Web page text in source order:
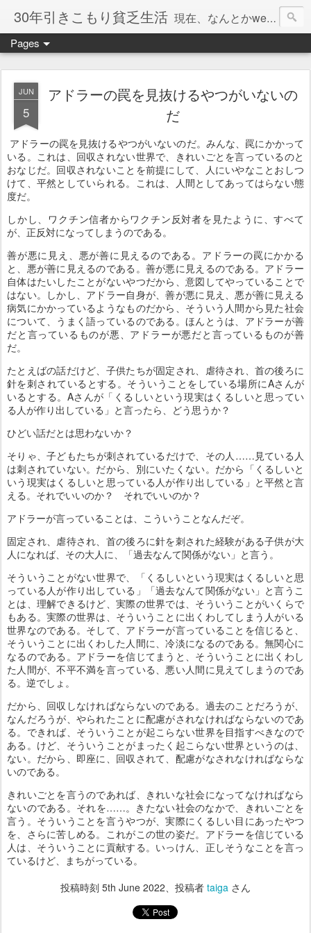
30年引きこもり貧乏生活 現在、なんとかweb系の仕事で食べています。このブログで扱う問題は「この世とはなにか」「人生とはなにか」「人間とはなにか」「強迫神経症の原因と解決法」「うつ病の原因と寄り添う方法」「家族の問題」などについてです。
Pages
JUN
5
アドラーの罠を見抜けるやつがいないの
だ
アドラーの罠を見抜けるやつがいないのだ。みんな、罠にかかって
いる。これは、回収されない世界で、きれいごとを言っているのと
おなじだ。回収されないことを前提にして、人にいやなことおしつ
けて、平然としていられる。これは、人間としてあってはらない態
度だ。
しかし、ワクチン信者からワクチン反対者を見たように、すべて
が、正反対になってしまうのである。
善が悪に見え、悪が善に見えるのである。アドラーの罠にかかる
と、悪が善に見えるのである。善が悪に見えるのである。アドラー
自体はたいしたことがないやつだから、意図してやっていることで
はない。しかし、アドラー自身が、善が悪に見え、悪が善に見える
病気にかかっているようなものだから、そういう人間から見た社会
について、うまく語っているのである。ほんとうは、アドラーが善
だと言っているものが悪、アドラーが悪だと言っているものが善
だ。
たとえばの話だけど、子供たちが固定され、虐待され、首の後ろに
針を刺されているとする。そういうことをしている場所にAさんが
いるとする。Aさんが「くるしいという現実はくるしいと思ってい
る人が作り出している」と言ったら、どう思うか？
ひどい話だとは思わないか？
そりゃ、子どもたちが刺されているだけで、その人……見ている人
は刺されていない。だから、別にいたくない。だから「くるしいと
いう現実はくるしいと思っている人が作り出している」と平然と言
える。それでいいのか？ それでいいのか？
アドラーが言っていることは、こういうことなんだぞ。
固定され、虐待され、首の後ろに針を刺された経験がある子供が大
人になれば、その大人に、「過去なんて関係がない」と言う。
そういうことがない世界で、「くるしいという現実はくるしいと思
っている人が作り出している」「過去なんて関係がない」と言うこ
とは、理解できるけど、実際の世界では、そういうことがいくらで
もある。実際の世界は、そういうことに出くわしてしまう人がいる
世界なのである。そして、アドラーが言っていることを信じると、
そういうことに出くわした人間に、冷淡になるのである。無関心に
なるのである。アドラーを信じてまうと、そういうことに出くわし
た人間が、不平不満を言っている、悪い人間に見えてしまうのであ
る。逆でしょ。
だから、回収しなければならないのである。過去のことだろうが、
なんだろうが、やられたことに配慮がされなければならないのであ
る。できれば、そういうことが起こらない世界を目指すべきなので
ある。けど、そういうことがまったく起こらない世界というのは、
ない。だから、即座に、回収されて、配慮がなされなければならな
いのである。
きれいごとを言うのであれば、きれいな社会になってなければなら
ないのである。それを……。きたない社会のなかで、きれいごとを
言う。そういうことを言うやつが、実際にくるしい目にあったやつ
を、さらに苦しめる。これがこの世の姿だ。アドラーを信じている
人は、そういうことに貢献する。いっけん、正しそうなことを言っ
ているけど、まちがっている。
投稿時刻 5th June 2022、投稿者 taiga さん